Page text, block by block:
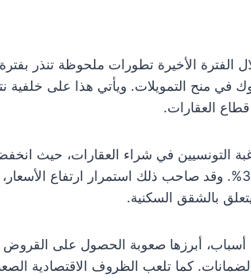
الفترة الأخيرة تطورات ملحوظة تنذر
في منح التمويلات. ويأتي هذا على خلفية
العقارات.
2024، بينما ارتفع المعروض بنسبة 3%. وقد صاحب ذلك
أبرزها صعوبة الحصول على القروض
كما تلعب الظروف الاقتصادية